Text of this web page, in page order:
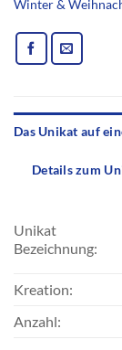
Winter &
Das Unikat auf
Details zum
Unikat
Bezeichnung:
Kreation:
Anzahl: